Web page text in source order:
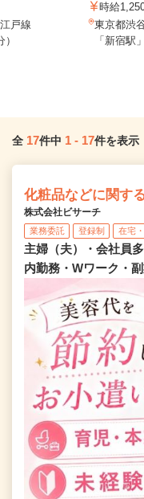
戸線
時給
東京都渋
「新宿駅
全 17件中 1 - 17件を表示
化粧品などに関す
株式会社ビサーチ
業務委託 登録制 在宅
主婦（夫）・会社員
内勤務・Wワーク・